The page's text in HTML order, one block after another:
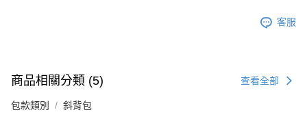
客服
商品相關分類 (5) 查看全部
包款類別 斜背包